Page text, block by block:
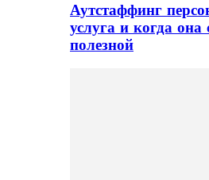
Аутстаффинг
услуга и когда она
полезной